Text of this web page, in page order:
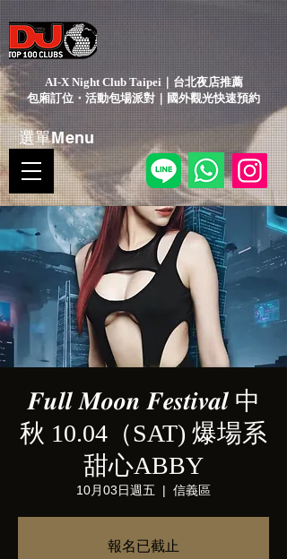
AI-X Night Club Taipei｜台北夜店推薦
包廂訂位・活動包場派對｜國外觀光快速預約
選單Menu
𝑭𝒖𝒍𝒍 𝑴𝒐𝒐𝒏 𝑭𝒆𝒔𝒕𝒊𝒗𝒂𝒍 中
秋 10.04（SAT) 爆場系
甜心ABBY
10月03日週五
  |
信義區
報名已截止